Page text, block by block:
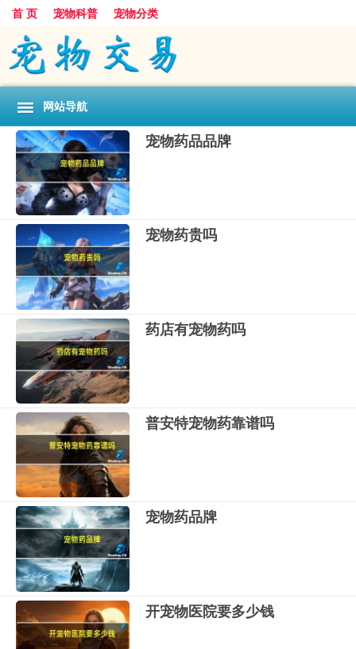
首 页 宠物科普 宠物分类
网站导航
宠物药品品牌
宠物药贵吗
药店有宠物药吗
普安特宠物药靠谱吗
宠物药品牌
开宠物医院要多少钱